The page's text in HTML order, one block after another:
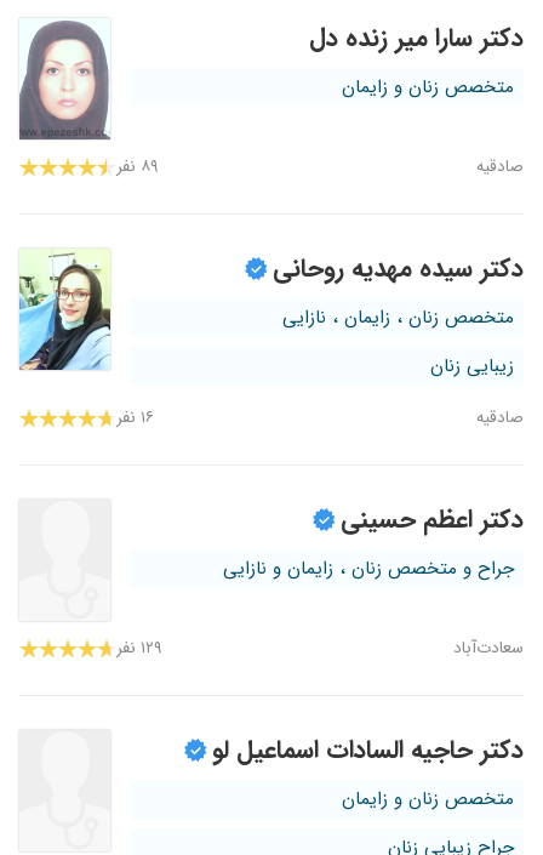
دکتر سارا میر زنده دل
متخصص زنان و زایمان
صادقیه ۸۹ نفر
دکتر سیده مهدیه روحانی
متخصص زنان ، زایمان ، نازایی
زیبایی زنان
صادقیه ۱۶ نفر
دکتر اعظم حسینی
جراح و متخصص زنان ، زایمان و نازایی
سعادت‌آباد ۱۲۹ نفر
دکتر حاجیه السادات اسماعیل لو
متخصص زنان و زایمان
جراح زیبایی زنان